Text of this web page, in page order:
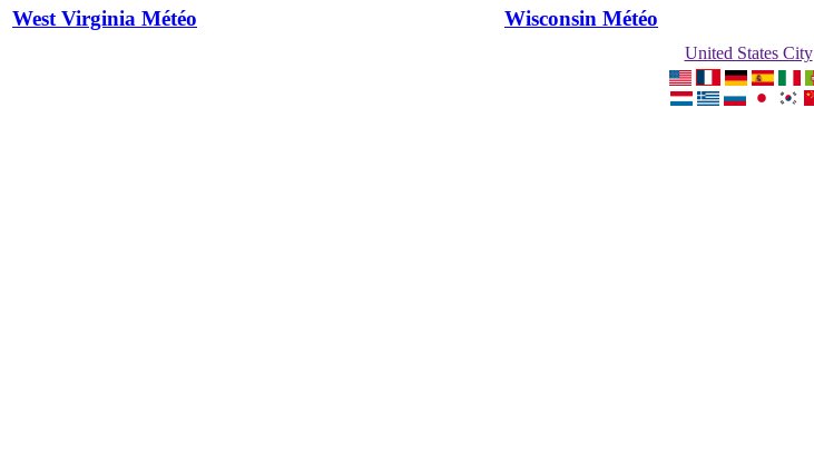
West Virginia Météo Wisconsin Météo
United States City